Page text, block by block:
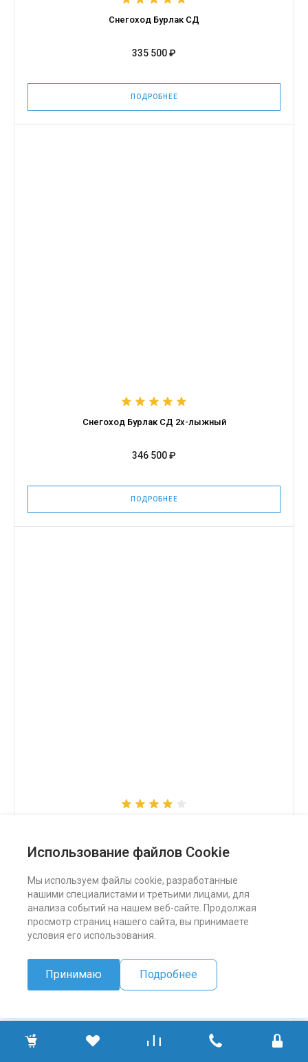
Использование файлов Cookie
Мы используем файлы cookie, разработанные
нашими специалистами и третьими лицами, для
анализа событий на нашем веб-сайте. Продолжая
просмотр страниц нашего сайта, вы принимаете
условия его использования.
Принимаю Подробнее
Снегоход Бурлак СД
335 500 ₽
ПОДРОБНЕЕ
Снегоход Бурлак СД 2х-лыжный
346 500 ₽
ПОДРОБНЕЕ
324 500 ₽
ПОДРОБНЕЕ